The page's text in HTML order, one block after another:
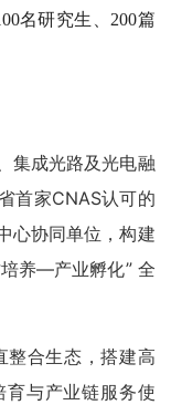
名研究生、200篇
集成光路及光电融
首家CNAS认可的
心协同单位，构建
养—产业孵化” 全
整合生态，搭建高
与产业链服务使